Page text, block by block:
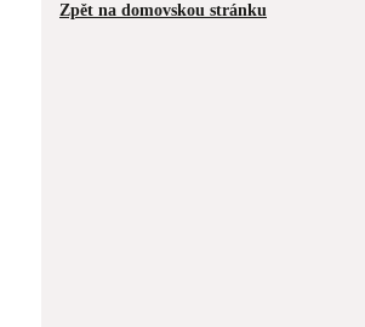
Zpět na domovskou stránku